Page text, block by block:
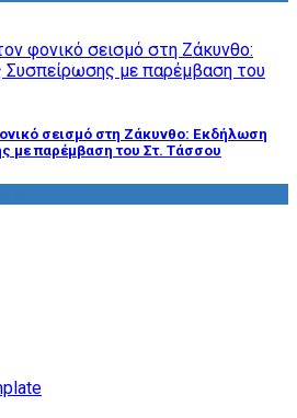
σεισμό στη Ζάκυνθο: Εκδήλωση
με παρέμβαση του Στ. Τάσσου